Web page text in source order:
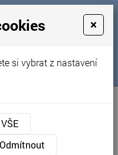
na FB
×
si vybrat z nastavení
Odmítnout